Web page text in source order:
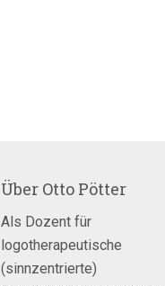
Über Otto Pötter
Als Dozent für
logotherapeutische
(sinnzentrierte)